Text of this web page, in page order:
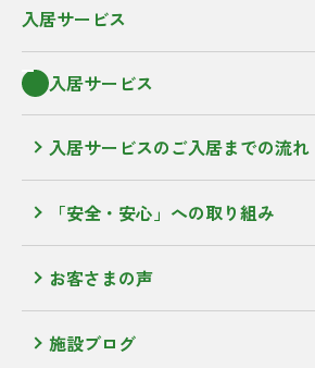
入居サービス
入居サービス
入居サービスのご入居までの流れ
「安全・安心」への取り組み
お客さまの声
施設ブログ